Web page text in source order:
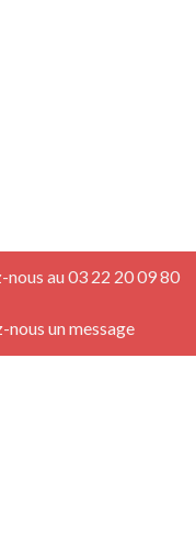
nous au 03 22 20 09 80
nous un message